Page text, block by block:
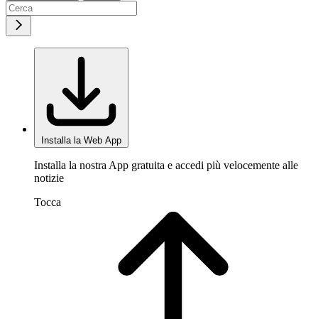
Installa la Web App
Installa la nostra App gratuita e accedi più velocemente alle
notizie
Tocca